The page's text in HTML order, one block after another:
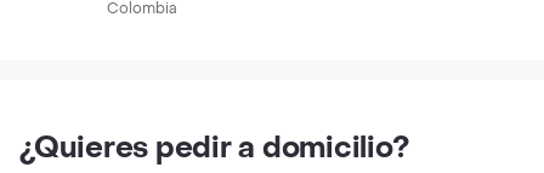
Colombia
¿Quieres pedir a domicilio?